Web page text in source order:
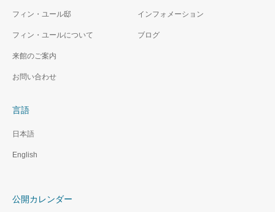
フィン・ユール邸
フィン・ユールについて
来館のご案内
お問い合わせ
インフォメーション
ブログ
言語
日本語
English
公開カレンダー